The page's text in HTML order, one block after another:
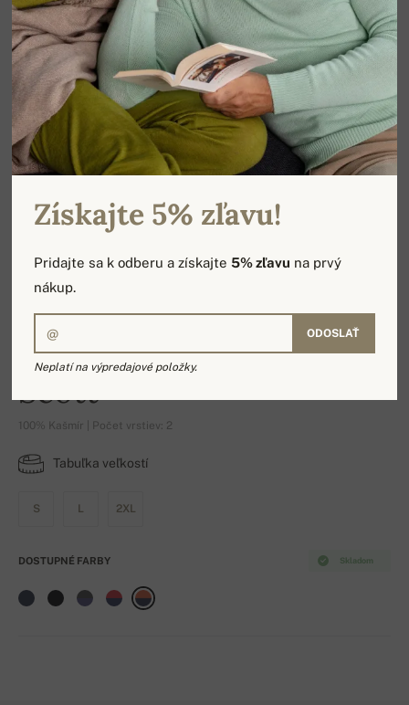
Scott
100% Kašmír | Počet vrstiev: 2
Tabuľka veľkostí
S L 2XL
Skladom
DOSTUPNÉ FARBY
Získajte 5% zľavu!
Pridajte sa k odberu a získajte5% zľavu na prvý
nákup.
ODOSLAŤ
Neplatí na výpredajové položky.